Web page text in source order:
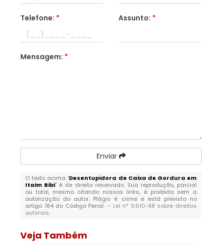
Telefone: * Assunto: *
Mensagem: *
Enviar
O texto acima "Desentupidora de Caixa de Gordura em
Itaim Bibi" é de direito reservado. Sua reprodução, parcial
ou total, mesmo citando nossos links, é proibida sem a
autorização do autor. Plágio é crime e está previsto no
artigo 184 do Código Penal. – Lei n° 9.610-98 sobre direitos
autorais.
Veja Também